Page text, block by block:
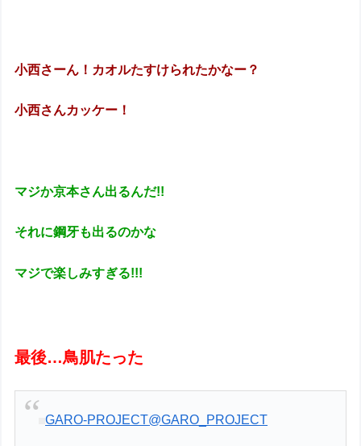
小西さーん！カオルたすけられたかなー？
小西さんカッケー！
マジか京本さん出るんだ!!
それに鋼牙も出るのかな
マジで楽しみすぎる!!!
最後…鳥肌たった
GARO-PROJECT@GARO_PROJECT